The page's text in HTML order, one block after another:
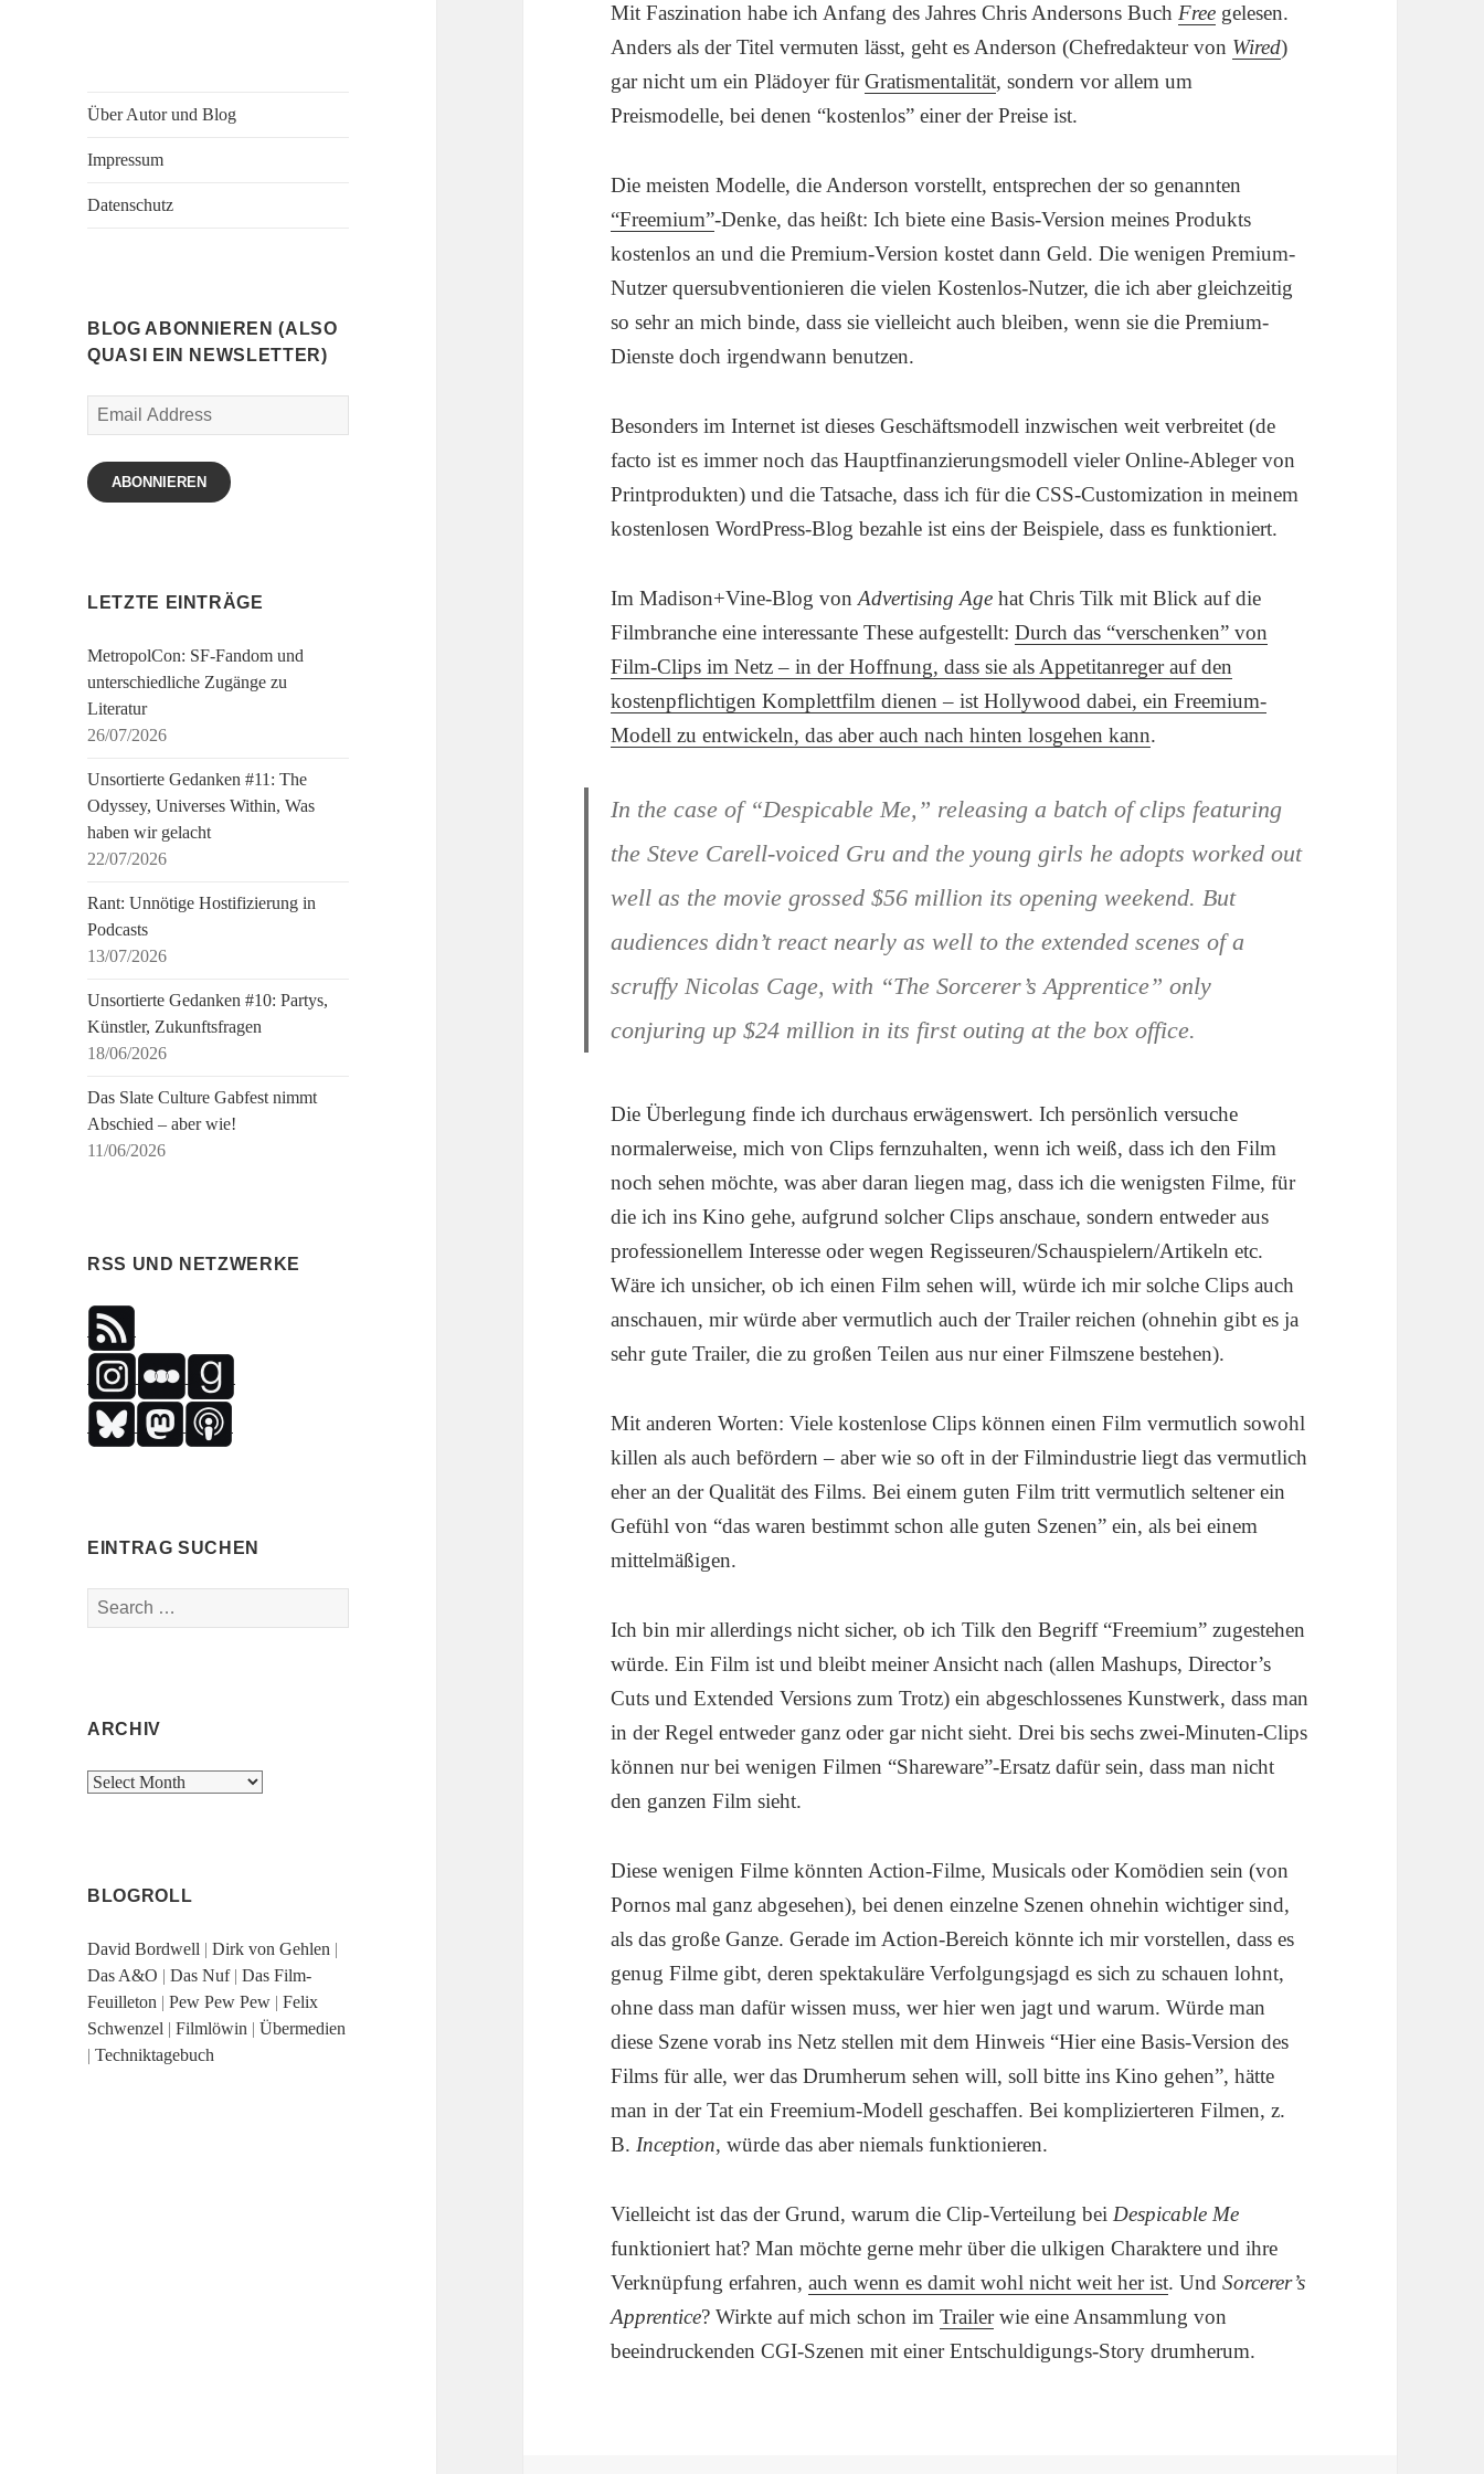
Über Autor und Blog
Impressum
Datenschutz
BLOG ABONNIEREN (ALSO
QUASI EIN NEWSLETTER)
Email
Address
ABONNIEREN
LETZTE EINTRÄGE
MetropolCon: SF-Fandom und
unterschiedliche Zugänge zu
Literatur
26/07/2026
Unsortierte Gedanken #11: The
Odyssey, Universes Within, Was
haben wir gelacht
22/07/2026
Rant: Unnötige Hostifizierung in
Podcasts
13/07/2026
Unsortierte Gedanken #10: Partys,
Künstler, Zukunftsfragen
18/06/2026
Das Slate Culture Gabfest nimmt
Abschied – aber wie!
11/06/2026
RSS UND NETZWERKE
EINTRAG SUCHEN
Search
for:
ARCHIV
Archiv
BLOGROLL
David Bordwell |Dirk von Gehlen |
Das A&O |Das Nuf|Das Film-
Feuilleton |Pew Pew Pew |Felix
Schwenzel |Filmlöwin |Übermedien
|Techniktagebuch
Mit Faszination habe ich Anfang des Jahres Chris Andersons Buch Free gelesen.
Anders als der Titel vermuten lässt, geht es Anderson (Chefredakteur von Wired)
gar nicht um ein Plädoyer fürGratismentalität, sondern vor allem um
Preismodelle, bei denen “kostenlos” einer der Preise ist.
Die meisten Modelle, die Anderson vorstellt, entsprechen der so genannten
“Freemium”-Denke, das heißt: Ich biete eine Basis-Version meines Produkts
kostenlos an und die Premium-Version kostet dann Geld. Die wenigen Premium-
Nutzer quersubventionieren die vielen Kostenlos-Nutzer, die ich aber gleichzeitig
so sehr an mich binde, dass sie vielleicht auch bleiben, wenn sie die Premium-
Dienste doch irgendwann benutzen.
Besonders im Internet ist dieses Geschäftsmodell inzwischen weit verbreitet (de
facto ist es immer noch das Hauptfinanzierungsmodell vieler Online-Ableger von
Printprodukten) und die Tatsache, dass ich für die CSS-Customization in meinem
kostenlosen WordPress-Blog bezahle ist eins der Beispiele, dass es funktioniert.
Im Madison+Vine-Blog vonAdvertising Age hat Chris Tilk mit Blick auf die
Filmbranche eine interessante These aufgestellt:Durch das “verschenken” von
Film-Clips im Netz – in der Hoffnung, dass sie als Appetitanreger auf den
kostenpflichtigen Komplettfilm dienen – ist Hollywood dabei, ein Freemium-
Modell zu entwickeln, das aber auch nach hinten losgehen kann.
In the case of “Despicable Me,” releasing a batch of clips featuring
the Steve Carell-voiced Gru and the young girls he adopts worked out
well as the movie grossed $56 million its opening weekend. But
audiences didn’t react nearly as well to the extended scenes of a
scruffy Nicolas Cage, with “The Sorcerer’s Apprentice” only
conjuring up $24 million in its first outing at the box office.
Die Überlegung finde ich durchaus erwägenswert. Ich persönlich versuche
normalerweise, mich von Clips fernzuhalten, wenn ich weiß, dass ich den Film
noch sehen möchte, was aber daran liegen mag, dass ich die wenigsten Filme, für
die ich ins Kino gehe, aufgrund solcher Clips anschaue, sondern entweder aus
professionellem Interesse oder wegen Regisseuren/Schauspielern/Artikeln etc.
Wäre ich unsicher, ob ich einen Film sehen will, würde ich mir solche Clips auch
anschauen, mir würde aber vermutlich auch der Trailer reichen (ohnehin gibt es ja
sehr gute Trailer, die zu großen Teilen aus nur einer Filmszene bestehen).
Mit anderen Worten: Viele kostenlose Clips können einen Film vermutlich sowohl
killen als auch befördern – aber wie so oft in der Filmindustrie liegt das vermutlich
eher an der Qualität des Films. Bei einem guten Film tritt vermutlich seltener ein
Gefühl von “das waren bestimmt schon alle guten Szenen” ein, als bei einem
mittelmäßigen.
Ich bin mir allerdings nicht sicher, ob ich Tilk den Begriff “Freemium” zugestehen
würde. Ein Film ist und bleibt meiner Ansicht nach (allen Mashups, Director’s
Cuts und Extended Versions zum Trotz) ein abgeschlossenes Kunstwerk, dass man
in der Regel entweder ganz oder gar nicht sieht. Drei bis sechs zwei-Minuten-Clips
können nur bei wenigen Filmen “Shareware”-Ersatz dafür sein, dass man nicht
den ganzen Film sieht.
Diese wenigen Filme könnten Action-Filme, Musicals oder Komödien sein (von
Pornos mal ganz abgesehen), bei denen einzelne Szenen ohnehin wichtiger sind,
als das große Ganze. Gerade im Action-Bereich könnte ich mir vorstellen, dass es
genug Filme gibt, deren spektakuläre Verfolgungsjagd es sich zu schauen lohnt,
ohne dass man dafür wissen muss, wer hier wen jagt und warum. Würde man
diese Szene vorab ins Netz stellen mit dem Hinweis “Hier eine Basis-Version des
Films für alle, wer das Drumherum sehen will, soll bitte ins Kino gehen”, hätte
man in der Tat ein Freemium-Modell geschaffen. Bei komplizierteren Filmen, z.
B. Inception, würde das aber niemals funktionieren.
Vielleicht ist das der Grund, warum die Clip-Verteilung bei Despicable Me
funktioniert hat? Man möchte gerne mehr über die ulkigen Charaktere und ihre
Verknüpfung erfahren,auch wenn es damit wohl nicht weit her ist. UndSorcerer’s
Apprentice? Wirkte auf mich schon imTrailerwie eine Ansammlung von
beeindruckenden CGI-Szenen mit einer Entschuldigungs-Story drumherum.